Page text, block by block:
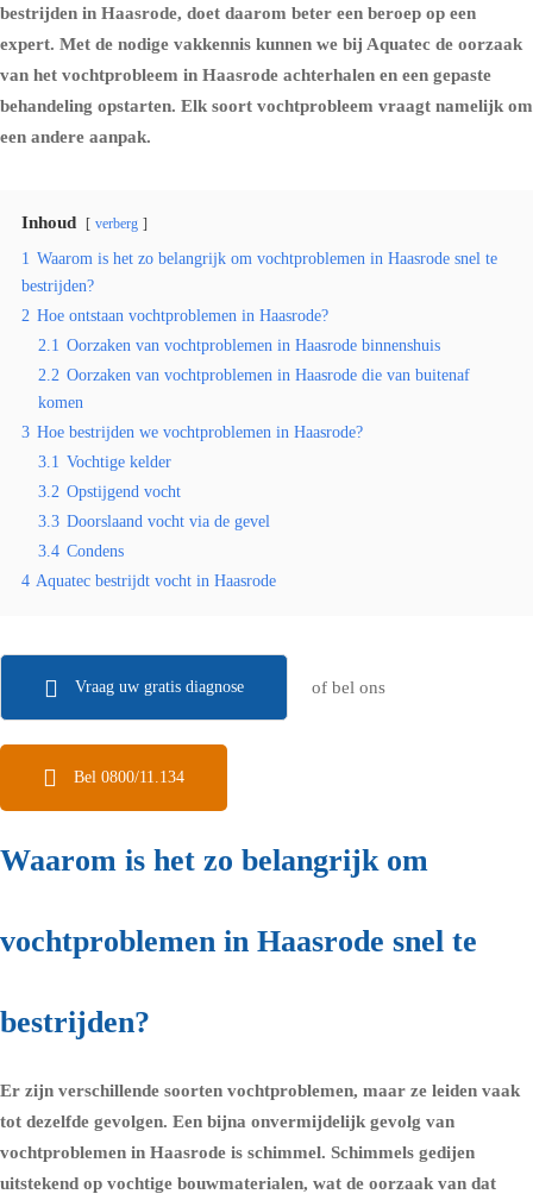
bestrijden in Haasrode, doet daarom beter een beroep op een
expert. Met de nodige vakkennis kunnen we bij Aquatec de oorzaak
van het vochtprobleem in Haasrode achterhalen en een gepaste
behandeling opstarten. Elk soort vochtprobleem vraagt namelijk om
een andere aanpak.
Inhoud verberg
1 Waarom is het zo belangrijk om vochtproblemen in Haasrode snel te
bestrijden?
2 Hoe ontstaan vochtproblemen in Haasrode?
2.1 Oorzaken van vochtproblemen in Haasrode binnenshuis
2.2 Oorzaken van vochtproblemen in Haasrode die van buitenaf
komen
3 Hoe bestrijden we vochtproblemen in Haasrode?
3.1 Vochtige kelder
3.2 Opstijgend vocht
3.3 Doorslaand vocht via de gevel
3.4 Condens
4 Aquatec bestrijdt vocht in Haasrode
Vraag uw gratis diagnose of bel ons
Bel 0800/11.134
Waarom is het zo belangrijk om
vochtproblemen in Haasrode snel te
bestrijden?
Er zijn verschillende soorten vochtproblemen, maar ze leiden vaak
tot dezelfde gevolgen. Een bijna onvermijdelijk gevolg van
vochtproblemen in Haasrode is schimmel. Schimmels gedijen
uitstekend op vochtige bouwmaterialen, wat de oorzaak van dat